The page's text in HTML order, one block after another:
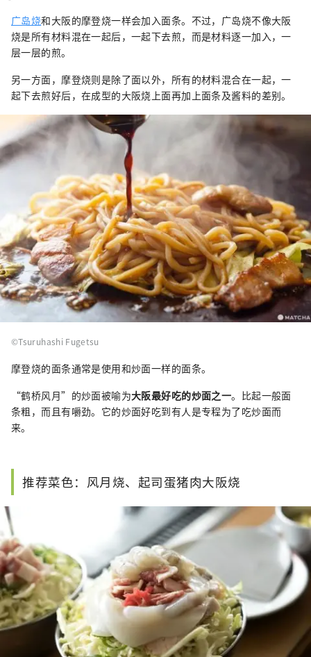
广岛烧和大阪的摩登烧一样会加入面条。不过，广岛烧不像大阪
烧是所有材料混在一起后，一起下去煎，而是材料逐一加入，一
层一层的煎。
另一方面，摩登烧则是除了面以外，所有的材料混合在一起，一
起下去煎好后，在成型的大阪烧上面再加上面条及酱料的差别。
©Tsuruhashi Fugetsu
摩登烧的面条通常是使用和炒面一样的面条。
“鹤桥风月”的炒面被喻为大阪最好吃的炒面之一。比起一般面
条粗，而且有嚼劲。它的炒面好吃到有人是专程为了吃炒面而
来。
推荐菜色：风月烧、起司蛋猪肉大阪烧